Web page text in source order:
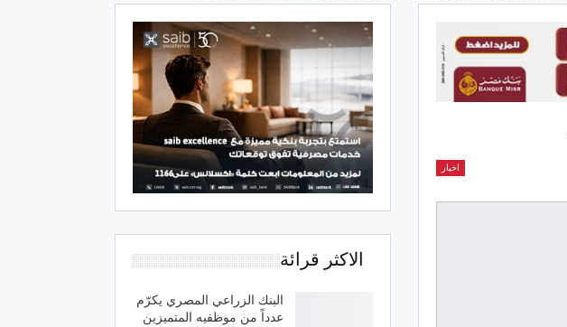
اخبار
الاكثر قرائة
البنك الزراعي المصري يكرّم
عدداً من موظفيه المتميزين